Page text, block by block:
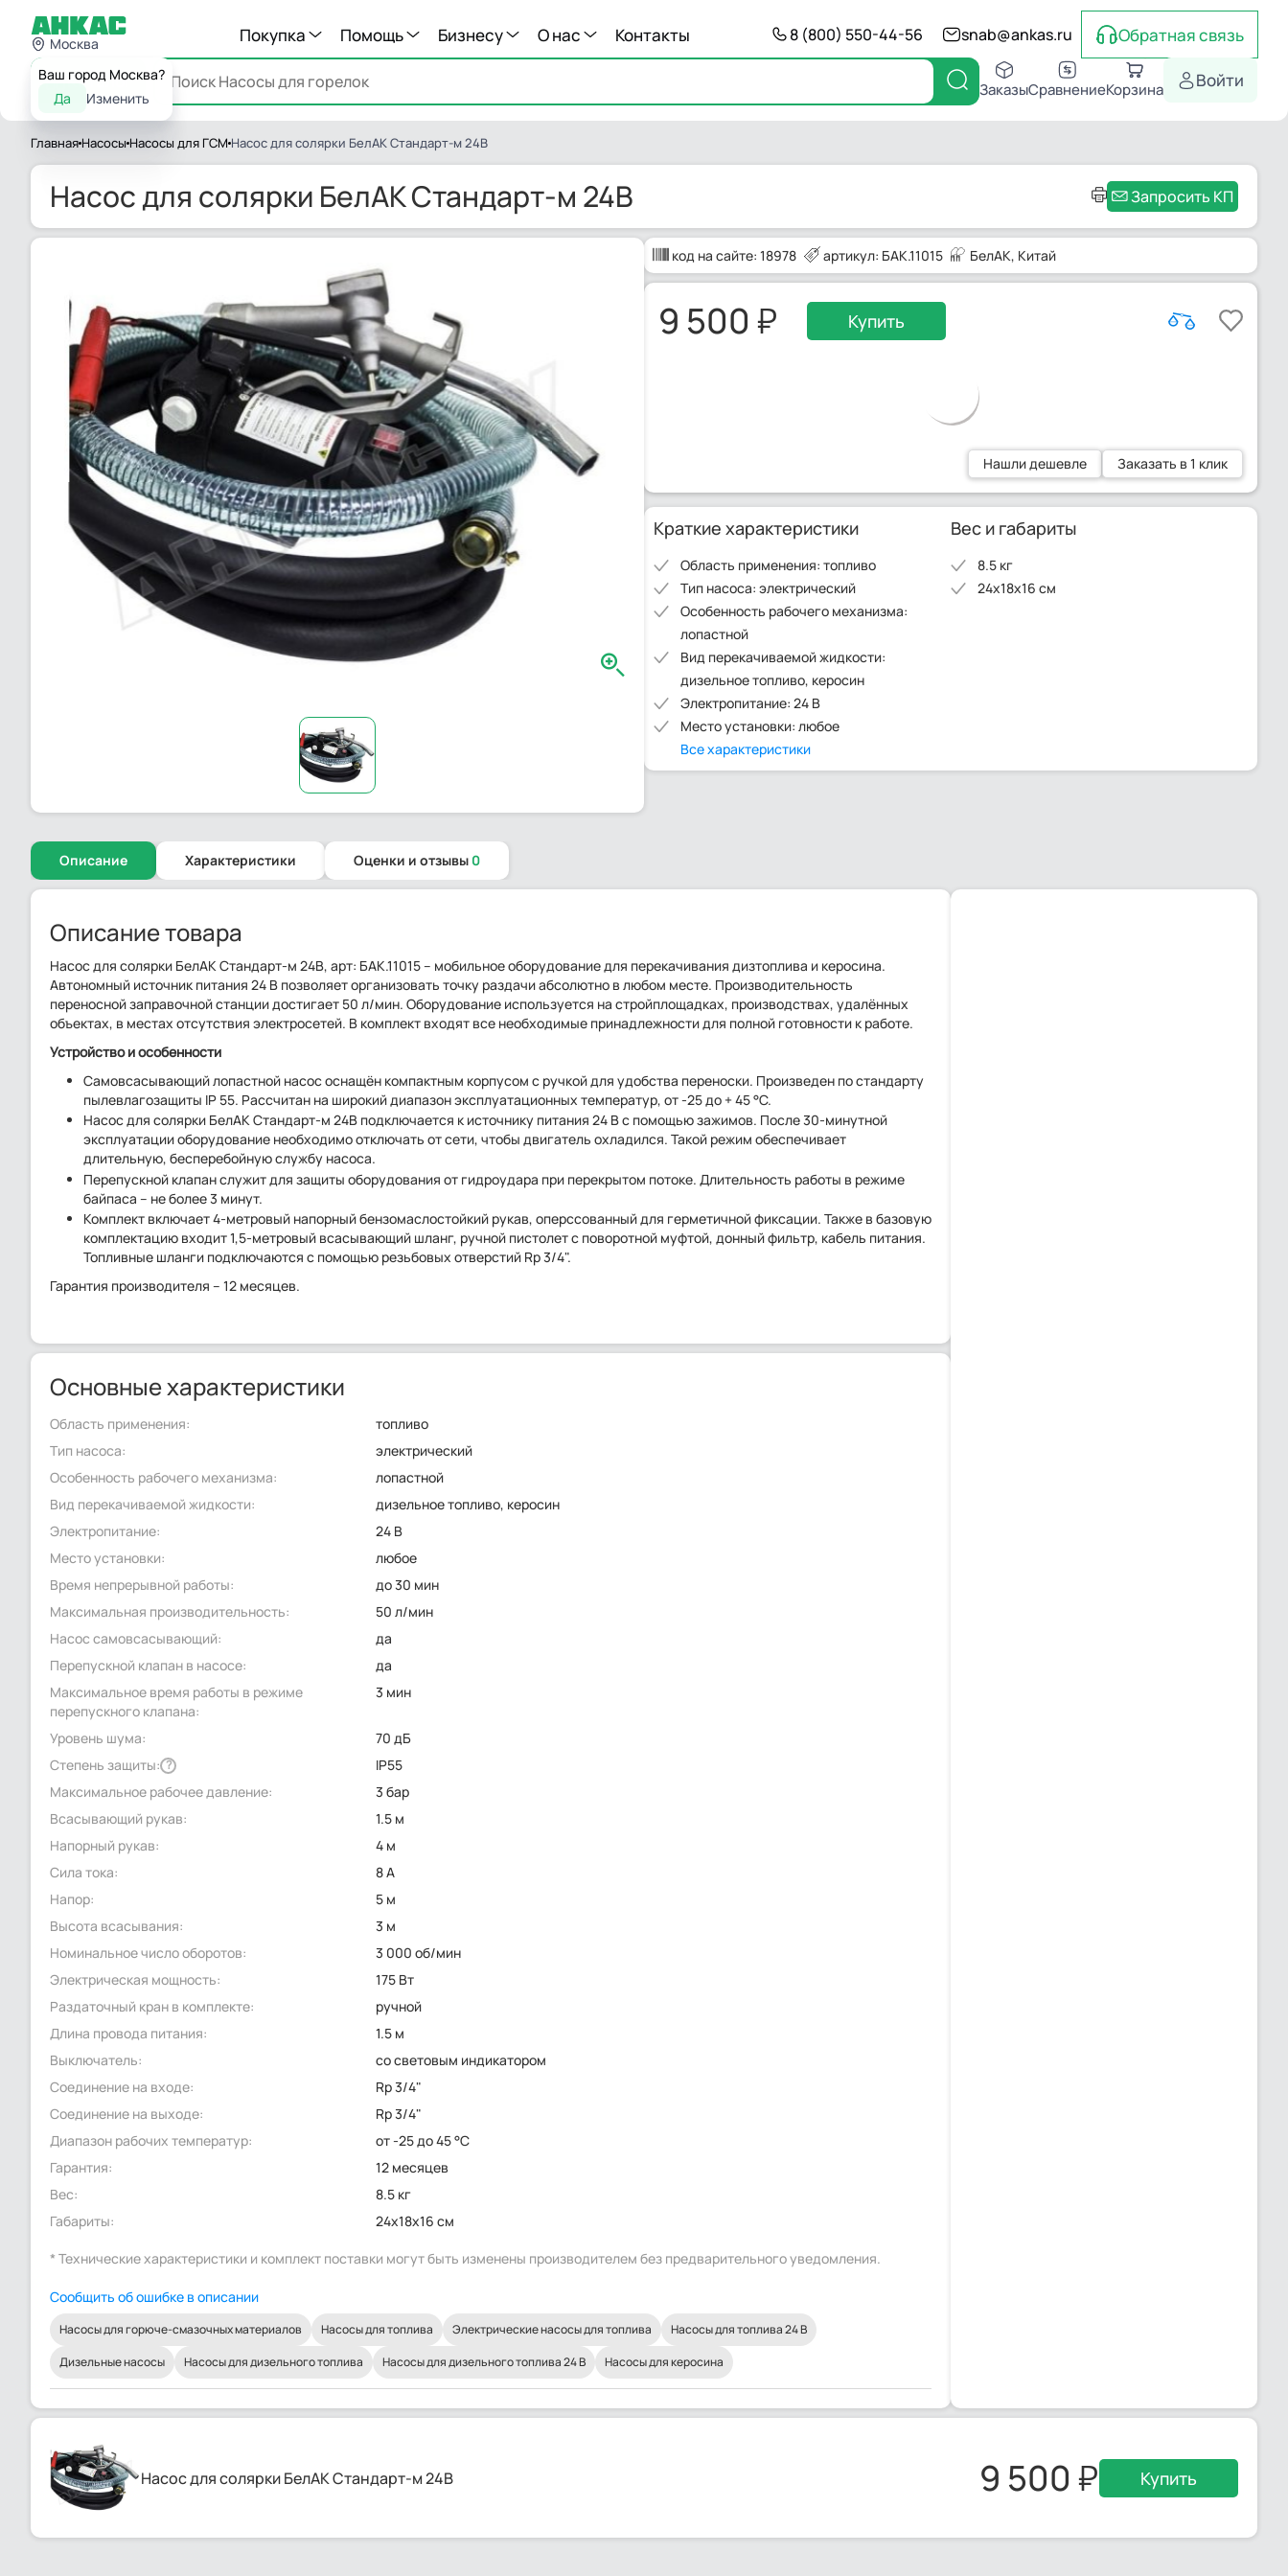
Москва
Ваш город Москва?
Да
Изменить
Покупка Помощь Бизнесу О нас Контакты 8 (800) 550-44-56 snab@ankas.ru Обратная связь
Каталог ЗаказыСравнениеКорзина Войти
Главная Насосы Насосы для ГСМ Насос для солярки БелАК Стандарт-м 24В
Насос для солярки БелАК Стандарт-м 24В Запросить КП
код на сайте: 18978 артикул: БАК.11015 БелАК, Китай
9 500 Купить
Нашли дешевле Заказать в 1 клик
Краткие характеристики
Область применения: топливо
Тип насоса: электрический
Особенность рабочего механизма:
лопастной
Вид перекачиваемой жидкости:
дизельное топливо, керосин
Электропитание: 24 В
Место установки: любое
Все характеристики
Вес и габариты
8.5 кг
24x18x16 см
Описание Характеристики Оценки и отзывы 0
Описание товара
Насос для солярки БелАК Стандарт-м 24В, арт: БАК.11015 – мобильное оборудование для перекачивания дизтоплива и керосина.
Автономный источник питания 24 В позволяет организовать точку раздачи абсолютно в любом месте. Производительность
переносной заправочной станции достигает 50 л/мин. Оборудование используется на стройплощадках, производствах, удалённых
объектах, в местах отсутствия электросетей. В комплект входят все необходимые принадлежности для полной готовности к работе.
Устройство и особенности
Самовсасывающий лопастной насос оснащён компактным корпусом с ручкой для удобства переноски. Произведен по стандарту
пылевлагозащиты IP 55. Рассчитан на широкий диапазон эксплуатационных температур, от -25 до + 45 °С.
Насос для солярки БелАК Стандарт-м 24В подключается к источнику питания 24 В с помощью зажимов. После 30-минутной
эксплуатации оборудование необходимо отключать от сети, чтобы двигатель охладился. Такой режим обеспечивает
длительную, бесперебойную службу насоса.
Перепускной клапан служит для защиты оборудования от гидроудара при перекрытом потоке. Длительность работы в режиме
байпаса – не более 3 минут.
Комплект включает 4-метровый напорный бензомаслостойкий рукав, оперссованный для герметичной фиксации. Также в базовую
комплектацию входит 1,5-метровый всасывающий шланг, ручной пистолет с поворотной муфтой, донный фильтр, кабель питания.
Топливные шланги подключаются с помощью резьбовых отверстий Rp 3/4".
Гарантия производителя – 12 месяцев.
Основные характеристики
Область применения:
топливо
Тип насоса:
электрический
Особенность рабочего механизма:
лопастной
Вид перекачиваемой жидкости:
дизельное топливо, керосин
Электропитание:
24 В
Место установки:
любое
Время непрерывной работы:
до 30 мин
Максимальная производительность:
50 л/мин
Насос самовсасывающий:
да
Перепускной клапан в насосе:
да
Максимальное время работы в режиме
перепускного клапана:
3 мин
Уровень шума:
70 дБ
Степень защиты: ?
IP55
Максимальное рабочее давление:
3 бар
Всасывающий рукав:
1.5 м
Напорный рукав:
4 м
Сила тока:
8 А
Напор:
5 м
Высота всасывания:
3 м
Номинальное число оборотов:
3 000 об/мин
Электрическая мощность:
175 Вт
Раздаточный кран в комплекте:
ручной
Длина провода питания:
1.5 м
Выключатель:
со световым индикатором
Соединение на входе:
Rp 3/4"
Соединение на выходе:
Rp 3/4"
Диапазон рабочих температур:
от -25 до 45 °C
Гарантия:
12 месяцев
Вес:
8.5 кг
Габариты:
24x18x16 см
* Технические характеристики и комплект поставки могут быть изменены производителем без предварительного уведомления.
Сообщить об ошибке в описании
Насосы для горюче-смазочных материалов Насосы для топлива Электрические насосы для топлива
Насосы для топлива 24 В
Дизельные насосы
Насосы для дизельного топлива Насосы для дизельного топлива 24 В Насосы для керосина
Насос для солярки БелАК Стандарт-м 24В 9 500 Купить